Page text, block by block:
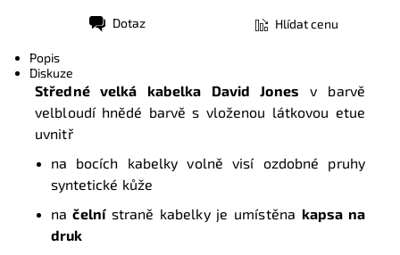
Dotaz Hlídat cenu
Popis
Diskuze
Středné velká kabelka David Jones v barvě
velbloudí hnědé barvě s vloženou látkovou etue
uvnitř
na bocích kabelky volně visí ozdobné pruhy
syntetické kůže
načelnístraně kabelky je umístěna kapsa na
druk